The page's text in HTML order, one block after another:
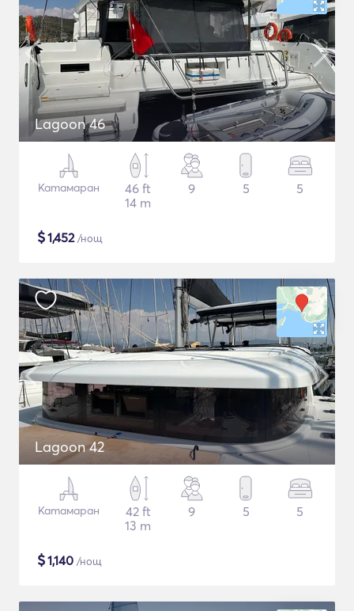
Lagoon 46
Катамаран
46 ft
14 m
9 5 5
$1,452/нощ
Lagoon 42
Катамаран
42 ft
13 m
9 5 5
$1,140 /нощ